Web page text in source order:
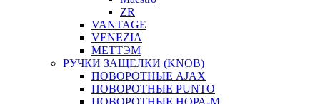
ZR
VANTAGE
VENEZIA
МЕТТЭМ
РУЧКИ ЗАЩЕЛКИ (KNOB)
ПОВОРОТНЫЕ AJAX
ПОВОРОТНЫЕ PUNTO
ПОВОРОТНЫЕ НОРА-М